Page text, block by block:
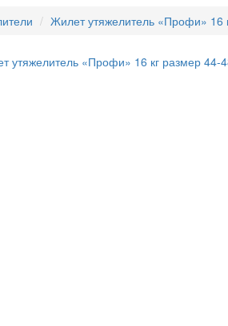
Жилет утяжелитель «Профи» 16